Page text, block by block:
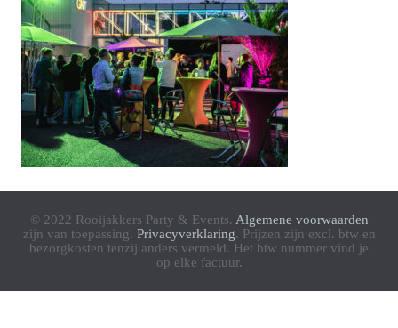
© 2022 Rooijakkers Party & Events. Algemene voorwaarden
zijn van toepassing. Privacyverklaring. Prijzen zijn excl. btw en
bezorgkosten tenzij anders vermeld. Het btw nummer vind je
op elke factuur.